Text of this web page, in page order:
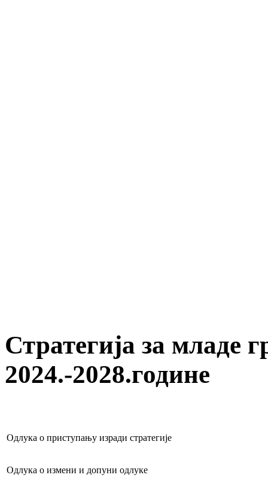
Стратегија за младе
2024.-2028.године
Одлука о приступању изради стратегије
Одлука о измени и допуни одлуке